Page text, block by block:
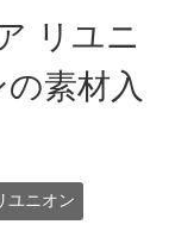
リユニ
素材入
ユニオン